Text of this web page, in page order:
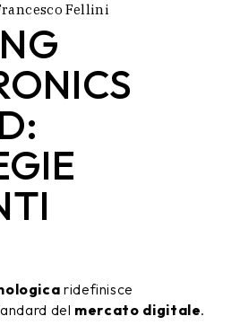
Fellini
ridefinisce
del mercato digitale.